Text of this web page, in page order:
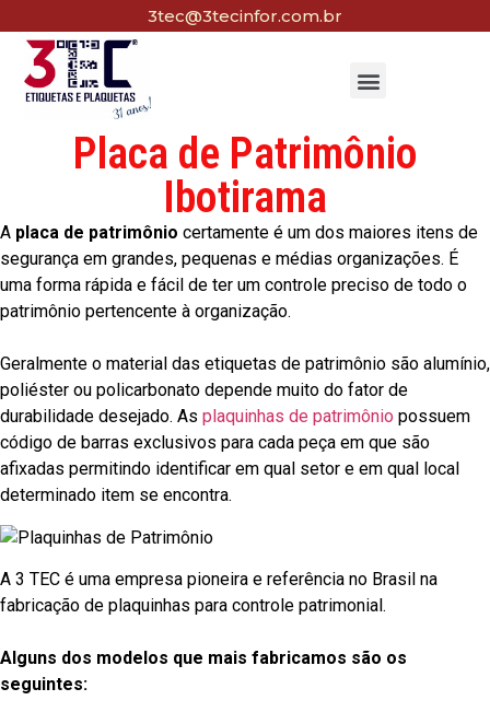
3tec@3tecinfor.com.br
Placa de Patrimônio
Ibotirama
A placa de patrimônio certamente é um dos maiores itens de
segurança em grandes, pequenas e médias organizações. É
uma forma rápida e fácil de ter um controle preciso de todo o
patrimônio pertencente à organização.
Geralmente o material das etiquetas de patrimônio são alumínio,
poliéster ou policarbonato depende muito do fator de
durabilidade desejado. As plaquinhas de patrimônio possuem
código de barras exclusivos para cada peça em que são
afixadas permitindo identificar em qual setor e em qual local
determinado item se encontra.
A 3 TEC é uma empresa pioneira e referência no Brasil na
fabricação de plaquinhas para controle patrimonial.
Alguns dos modelos que mais fabricamos são os
seguintes: